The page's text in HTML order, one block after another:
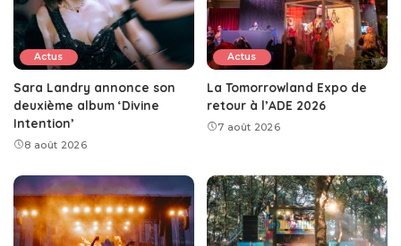
Actus
Sara Landry annonce son
deuxième album ‘Divine
Intention’
8 août 2026
Actus
La Tomorrowland Expo de
retour à l’ADE 2026
7 août 2026